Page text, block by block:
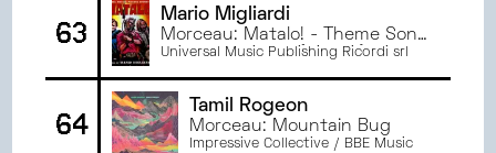
63
Mario Migliardi
Morceau: Matalo! - Theme Song
– Single Version (Stereo)
Universal Music Publishing Ricordi srl
64
Tamil Rogeon
Morceau: Mountain Bug
Impressive Collective / BBE Music